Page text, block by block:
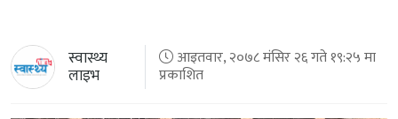
स्वास्थ्य
लाइभ
आइतवार, २०७८ मंसिर २६ गते १९:२५ मा
प्रकाशित